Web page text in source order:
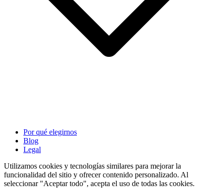
Por qué elegirnos
Blog
Legal
Utilizamos cookies y tecnologías similares para mejorar la
funcionalidad del sitio y ofrecer contenido personalizado. Al
seleccionar "Aceptar todo", acepta el uso de todas las cookies.